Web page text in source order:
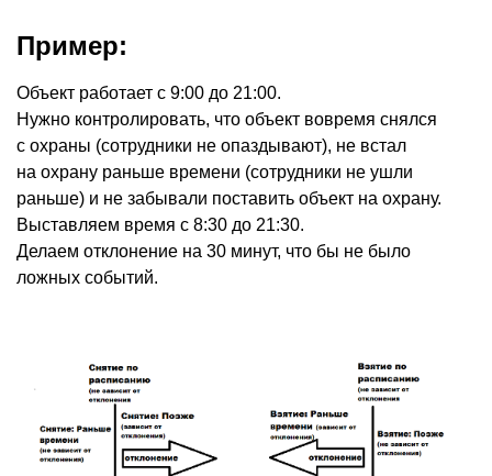
Пример:
Объект работает с 9:00 до 21:00.
Нужно контролировать, что объект вовремя снялся
с охраны (сотрудники не опаздывают), не встал
на охрану раньше времени (сотрудники не ушли
раньше) и не забывали поставить объект на охрану.
Выставляем время с 8:30 до 21:30.
Делаем отклонение на 30 минут, что бы не было
ложных событий.